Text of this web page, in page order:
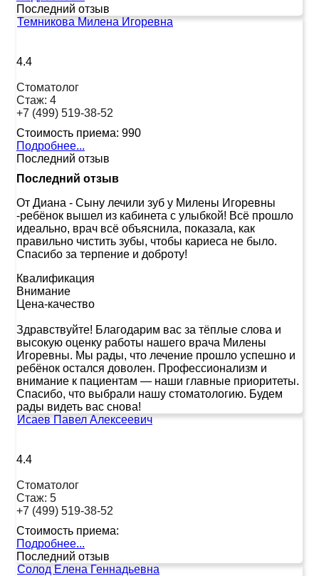
Последний отзыв
Темникова Милена Игоревна
4.4
Стоматолог
Стаж: 4
+7 (499) 519-38-52
Стоимость приема: 990
Подробнее...
Последний отзыв
Последний отзыв
От Диана - Сыну лечили зуб у Милены Игоревны
-ребёнок вышел из кабинета с улыбкой! Всё прошло
идеально, врач всё объяснила, показала, как
правильно чистить зубы, чтобы кариеса не было.
Спасибо за терпение и доброту!
Квалификация
Внимание
Цена-качество
Здравствуйте! Благодарим вас за тёплые слова и
высокую оценку работы нашего врача Милены
Игоревны. Мы рады, что лечение прошло успешно и
ребёнок остался доволен. Профессионализм и
внимание к пациентам — наши главные приоритеты.
Спасибо, что выбрали нашу стоматологию. Будем
рады видеть вас снова!
Исаев Павел Алексеевич
4.4
Стоматолог
Стаж: 5
+7 (499) 519-38-52
Стоимость приема:
Подробнее...
Последний отзыв
Солод Елена Геннадьевна